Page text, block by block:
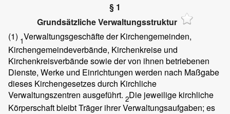
§ 1
Grundsätzliche Verwaltungsstruktur
(1) 1Verwaltungsgeschäfte der Kirchengemeinden,
Kirchengemeindeverbände, Kirchenkreise und
Kirchenkreisverbände sowie der von ihnen betriebenen
Dienste, Werke und Einrichtungen werden nach Maßgabe
dieses Kirchengesetzes durch Kirchliche
Verwaltungszentren ausgeführt. 2Die jeweilige kirchliche
Körperschaft bleibt Träger ihrer Verwaltungsaufgaben; es